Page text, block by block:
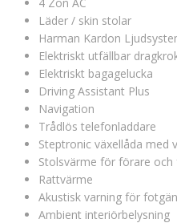
Läder / skin stolar
Harman Kardon
Elektriskt utfällbar
Elektriskt bagagelucka
Driving Assistant Plus
Navigation
Trådlös telefonladdare
Steptronic växellåda med
Stolsvärme för förare och
Rattvärme
Akustisk varning för
Ambient interiörbelysning